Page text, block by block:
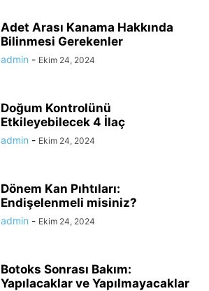
Adet Arası Kanama Hakkında
Bilinmesi Gerekenler
admin - Ekim 24, 2024
Doğum Kontrolünü
Etkileyebilecek 4 İlaç
admin - Ekim 24, 2024
Dönem Kan Pıhtıları:
Endişelenmeli misiniz?
admin - Ekim 24, 2024
Botoks Sonrası Bakım:
Yapılacaklar ve Yapılmayacaklar